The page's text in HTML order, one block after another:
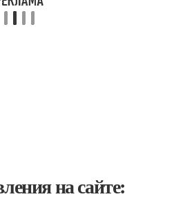
на сайте: